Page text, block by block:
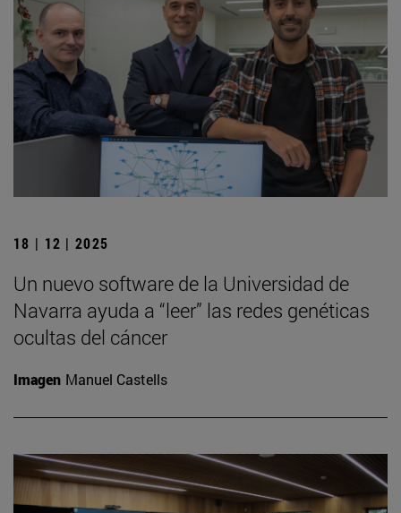
18 | 12 | 2025
Un nuevo software de la Universidad de
Navarra ayuda a “leer” las redes genéticas
ocultas del cáncer
Imagen Manuel Castells